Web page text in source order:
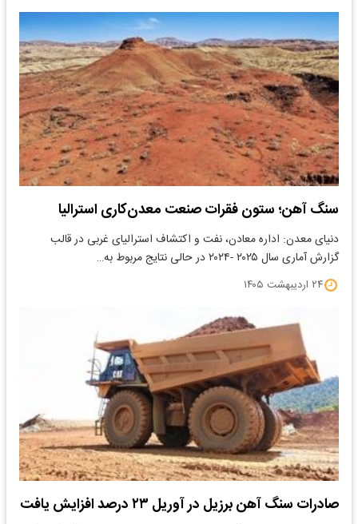
سنگ آهن؛ ستون فقرات صنعت معدن‌کاری استرالیا
دنیای معدن: اداره معادن، نفت و اکتشاف استرالیای غربی در قالب
گزارش آماری سال ۲۰۲۵ -۲۰۲۴ در حالی نتایج مربوط به…
۲۴ اردیبهشت ۱۴۰۵
صادرات سنگ آهن برزیل در آوریل ۲۳ درصد افزایش یافت